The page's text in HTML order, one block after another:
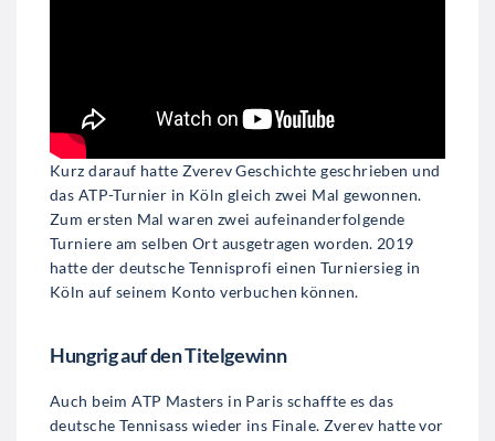
Kurz darauf hatte Zverev Geschichte geschrieben und
das ATP-Turnier in Köln gleich zwei Mal gewonnen.
Zum ersten Mal waren zwei aufeinanderfolgende
Turniere am selben Ort ausgetragen worden. 2019
hatte der deutsche Tennisprofi einen Turniersieg in
Köln auf seinem Konto verbuchen können.
Hungrig auf den Titelgewinn
Auch beim ATP Masters in Paris schaffte es das
deutsche Tennisass wieder ins Finale. Zverev hatte vor